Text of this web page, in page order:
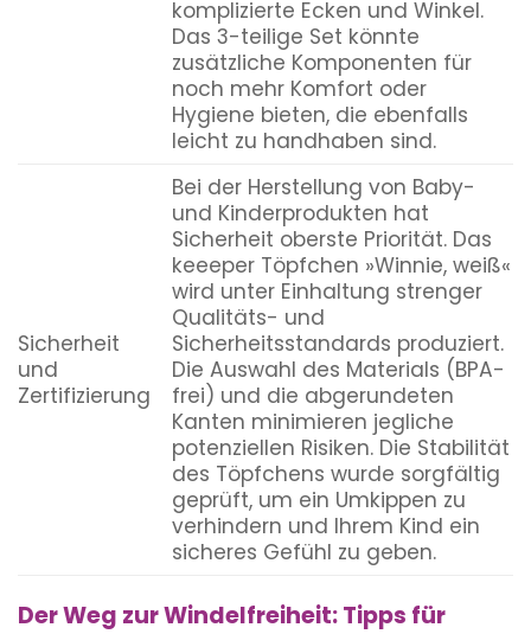
komplizierte Ecken und Winkel.
Das 3-teilige Set könnte
zusätzliche Komponenten für
noch mehr Komfort oder
Hygiene bieten, die ebenfalls
leicht zu handhaben sind.
Sicherheit
und
Zertifizierung
Bei der Herstellung von Baby-
und Kinderprodukten hat
Sicherheit oberste Priorität. Das
keeeper Töpfchen »Winnie, weiß«
wird unter Einhaltung strenger
Qualitäts- und
Sicherheitsstandards produziert.
Die Auswahl des Materials (BPA-
frei) und die abgerundeten
Kanten minimieren jegliche
potenziellen Risiken. Die Stabilität
des Töpfchens wurde sorgfältig
geprüft, um ein Umkippen zu
verhindern und Ihrem Kind ein
sicheres Gefühl zu geben.
Der Weg zur Windelfreiheit: Tipps für